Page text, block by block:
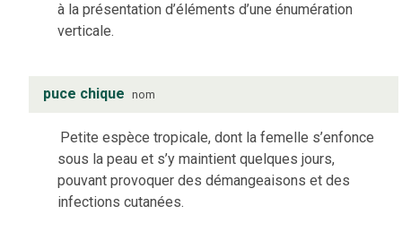
à la présentation d’éléments d’une énumération
verticale.
puce chique nom
Petite espèce tropicale, dont la femelle s’enfonce
sous la peau et s’y maintient quelques jours,
pouvant provoquer des démangeaisons et des
infections cutanées.